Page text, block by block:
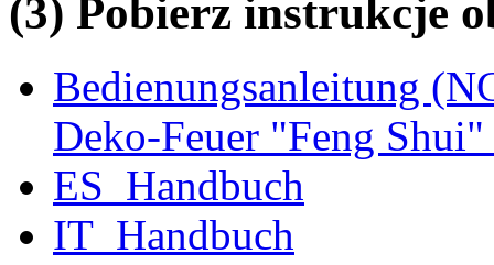
(3) Pobierz instrukcje
Bedienungsanleitung
Deko-Feuer "Feng
ES_Handbuch
IT_Handbuch